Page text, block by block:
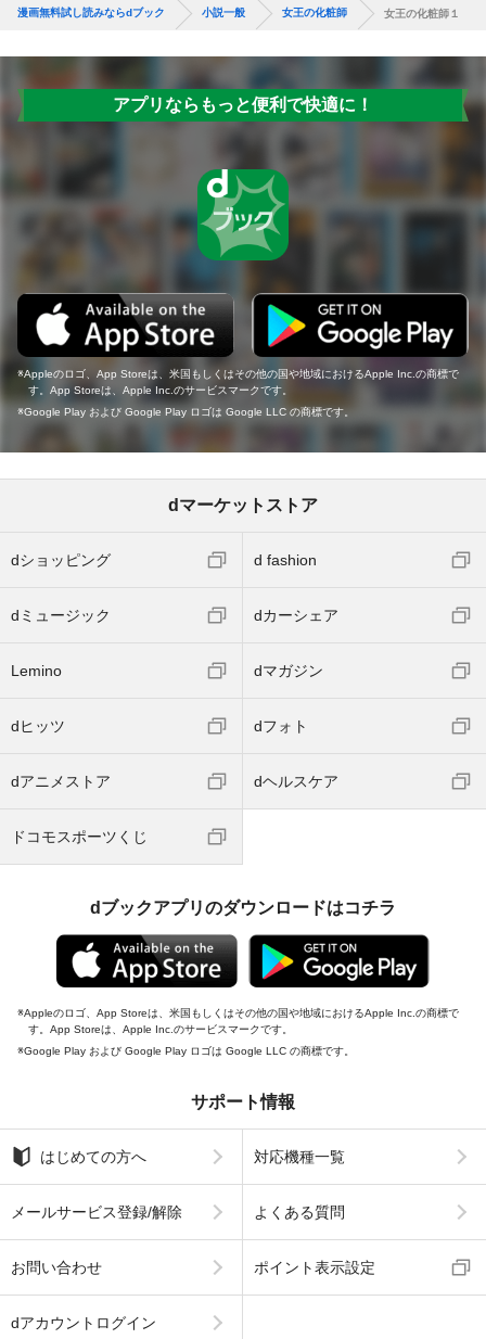
漫画無料試し読みならdブック 小説一般 女王の化粧師 女王の化粧師１
アプリならもっと便利で快適に！
Appleのロゴ、App Storeは、米国もしくはその他の国や地域におけるApple Inc.の商標で
す。App Storeは、Apple Inc.のサービスマークです。
Google Play および Google Play ロゴは Google LLC の商標です。
dマーケットストア
dショッピング d fashion
dミュージック dカーシェア
Lemino dマガジン
dヒッツ dフォト
dアニメストア dヘルスケア
ドコモスポーツくじ
dブックアプリのダウンロードはコチラ
Appleのロゴ、App Storeは、米国もしくはその他の国や地域におけるApple Inc.の商標で
す。App Storeは、Apple Inc.のサービスマークです。
Google Play および Google Play ロゴは Google LLC の商標です。
サポート情報
はじめての方へ 対応機種一覧
メールサービス登録/解除 よくある質問
お問い合わせ ポイント表示設定
dアカウントログイン